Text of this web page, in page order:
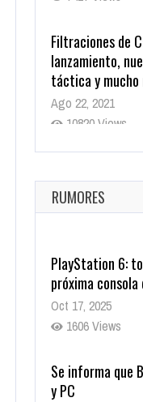
Filtraciones de
lanzamiento,
táctica y mucho
Ago 22, 2021
10820 Views
La
Ago 8, 2021
10005 Views
RUMORES
PlayStation 6:
próxima consola
Oct 17, 2025
1606 Views
Se informa que
y PC